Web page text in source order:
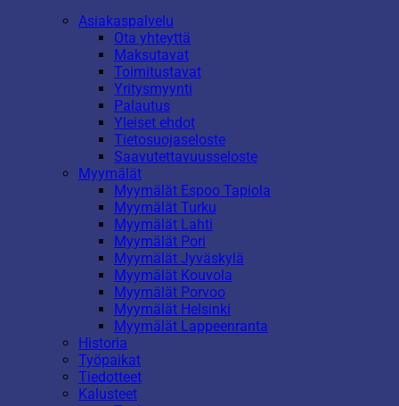
Asiakaspalvelu
Ota yhteyttä
Maksutavat
Toimitustavat
Yritysmyynti
Palautus
Yleiset ehdot
Tietosuojaseloste
Saavutettavuusseloste
Myymälät
Myymälät Espoo Tapiola
Myymälät Turku
Myymälät Lahti
Myymälät Pori
Myymälät Jyväskylä
Myymälät Kouvola
Myymälät Porvoo
Myymälät Helsinki
Myymälät Lappeenranta
Historia
Työpaikat
Tiedotteet
Kalusteet